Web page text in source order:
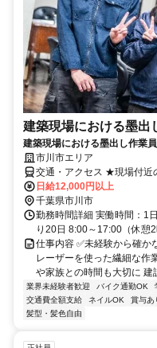
建築現場における墨出
建築現場における墨出し作業員
市川市エリア
交通・アクセス ★現場付近
る形となります。
日給12,000円以上
千葉県市川市
勤務時間詳細 実働時間：1
り20日 8:00～17:00（休憩
仕事内容 ✅️未経験から確か
レーザーを使った繊細な作
や家族との時間も大切に
業界未経験者歓迎 バイク通勤OK
交通費全額支給
ネイルOK 賞与あ
髪型・髪色自由